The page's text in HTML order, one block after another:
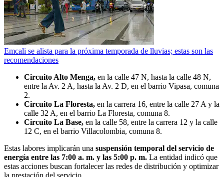
Emcali se alista para la próxima temporada de lluvias; estas son las
recomendaciones
Circuito Alto Menga, en la calle 47 N, hasta la calle 48 N,
entre la Av. 2 A, hasta la Av. 2 D, en el barrio Vipasa, comuna
2.
Circuito La Floresta, en la carrera 16, entre la calle 27 A y la
calle 32 A, en el barrio La Floresta, comuna 8.
Circuito La Base, en la calle 58, entre la carrera 12 y la calle
12 C, en el barrio Villacolombia, comuna 8.
Estas labores implicarán una suspensión temporal del servicio de
energía entre las 7:00 a. m. y las 5:00 p. m. La entidad indicó que
estas acciones buscan fortalecer las redes de distribución y optimizar
la prestación del servicio.